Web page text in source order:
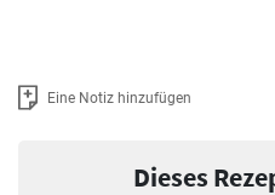
Eine Notiz hinzufügen
Dieses